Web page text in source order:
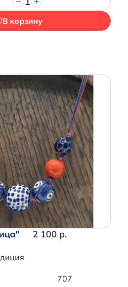
В корзину
2 100 р.
707